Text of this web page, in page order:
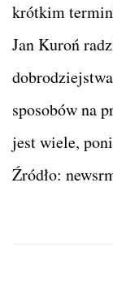
krótkim
Jan Kuroń
sposobów na
jest wiele,
Źródło: